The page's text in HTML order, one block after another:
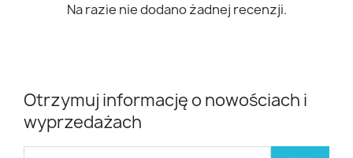
Na razie nie dodano żadnej recenzji.
Otrzymuj informację o nowościach i
wyprzedażach